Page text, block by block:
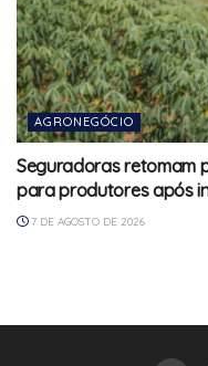
AGRONEGÓCIO
Seguradoras retomam
para produtores após
7 DE AGOSTO DE 2026